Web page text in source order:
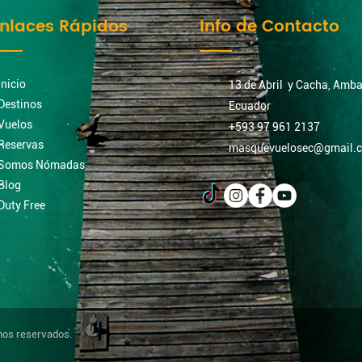
Rápidos
Nómadas
Free
Info de Contacto
13 de Abril y Cacha,
Ecuador
+593 97 961 2137
reservados.